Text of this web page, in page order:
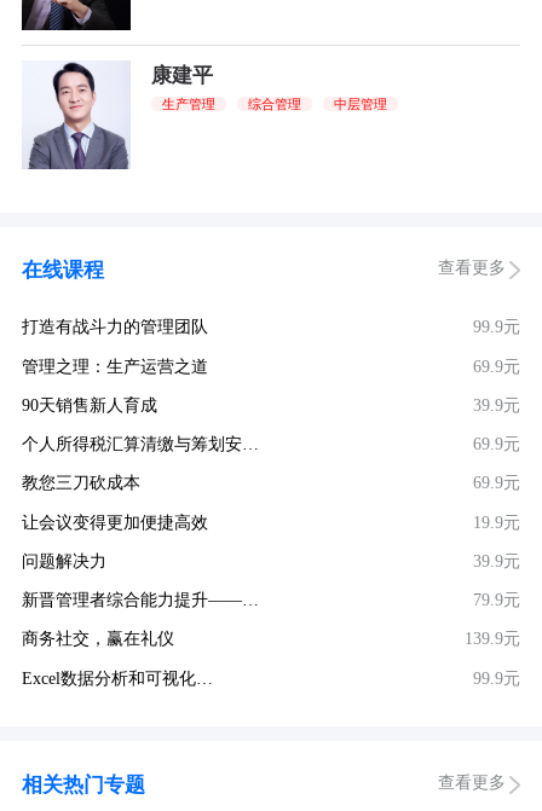
康建平
生产管理 综合管理 中层管理
在线课程 查看更多
打造有战斗力的管理团队 99.9元
管理之理：生产运营之道 69.9元
90天销售新人育成 39.9元
个人所得税汇算清缴与筹划安… 69.9元
教您三刀砍成本 69.9元
让会议变得更加便捷高效 19.9元
问题解决力 39.9元
新晋管理者综合能力提升——… 79.9元
商务社交，赢在礼仪 139.9元
Excel数据分析和可视化… 99.9元
相关热门专题 查看更多